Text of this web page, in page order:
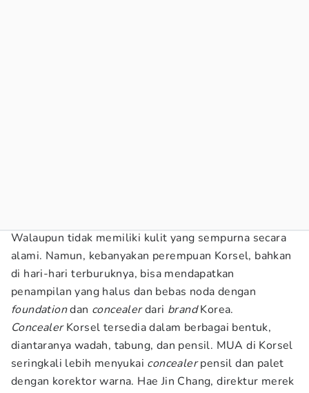
Walaupun tidak memiliki kulit yang sempurna secara
alami. Namun, kebanyakan perempuan Korsel, bahkan
di hari-hari terburuknya, bisa mendapatkan
penampilan yang halus dan bebas noda dengan
foundationdan concealerdari brandKorea.
ConcealerKorsel tersedia dalam berbagai bentuk,
diantaranya wadah, tabung, dan pensil. MUA di Korsel
seringkali lebih menyukai concealerpensil dan palet
dengan korektor warna. Hae Jin Chang, direktur merek